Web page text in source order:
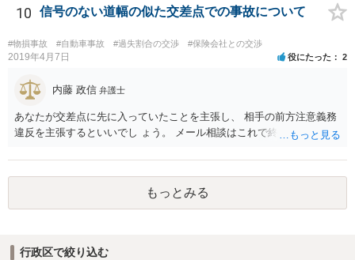
ないところに停めていることの合図と して、補助ランプも点灯してお
です。
10 信号のない道幅の似た交差点での事故について
#物損事故 #自動車事故 #過失割合の交渉 #保険会社との交渉
2019年4月7日 役にたった 2
内藤 政信 弁護士
あなたが交差点に先に入っていたことを主張し、 相手の前方注意義務
違反を主張するといいでし ょう。 メール相談はこれで終わります。
もっとみる
行政区で絞り込む